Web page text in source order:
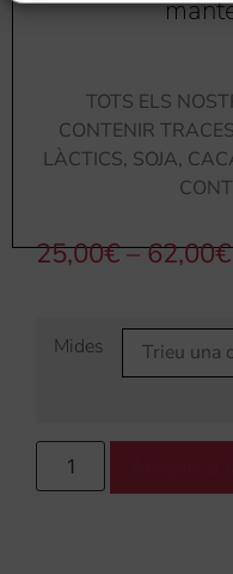
TOTS ELS
CONTENIR
LÀCTICS, SOJA,
25,00€–62,00€
Mides